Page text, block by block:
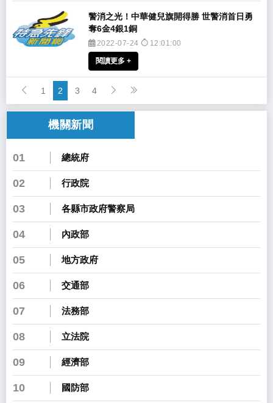
​警消之光！中華健兒旗開得勝 世警消首日勇
奪6金4銀1銅
2022-07-24 12:01:00
閱讀更多 +
1 2 3 4
機關新聞
01 總統府
02 行政院
03 各縣市政府警察局
04 內政部
05 地方政府
06 交通部
07 法務部
08 立法院
09 經濟部
10 國防部